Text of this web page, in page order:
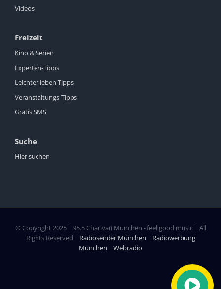
Videos
Freizeit
Kino & Serien
Experten-Tipps
Leichter leben Tipps
Veranstaltungs-Tipps
Gratis SMS
Suche
Hier suchen
© Copyright 2025 | 95.5 Charivari München - feel good music | All
Rights Reserved | Radiosender München | Radiowerbung
München | Webradio